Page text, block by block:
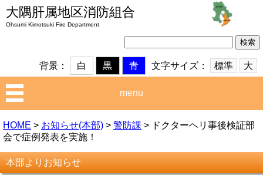
大隅肝属地区消防組合
Ohsumi Kimotsuki Fire Department
検
索:
文字サイズ：
標準 大
背景： 白 黒 青
menu
HOME > お知らせ(本部) > 警防課 > ドクターヘリ事後検証部
会で症例発表を実施！
本部よりお知らせ